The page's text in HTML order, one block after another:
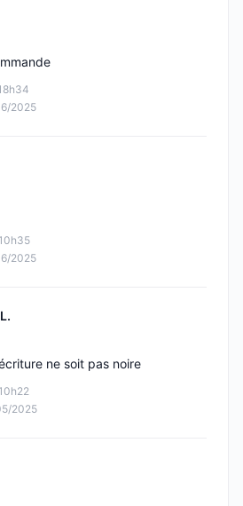
2025
2025
2025
ne soit pas noire